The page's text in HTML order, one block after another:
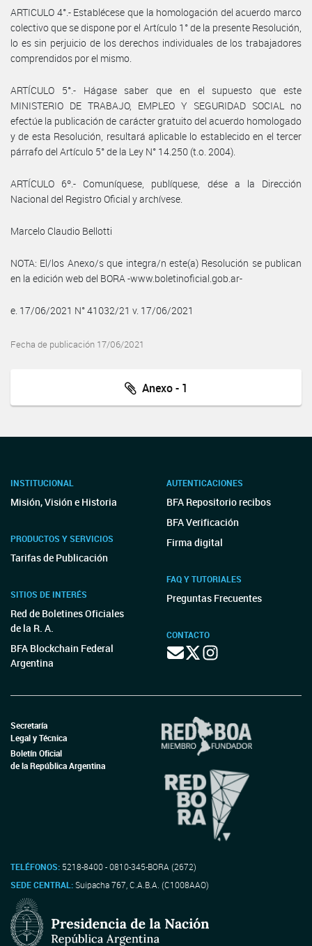
ARTICULO 4°.- Establécese que la homologación del acuerdo marco
colectivo que se dispone por el Artículo 1° de la presente Resolución,
lo es sin perjuicio de los derechos individuales de los trabajadores
comprendidos por el mismo.
ARTÍCULO 5°.- Hágase saber que en el supuesto que este
MINISTERIO DE TRABAJO, EMPLEO Y SEGURIDAD SOCIAL no
efectúe la publicación de carácter gratuito del acuerdo homologado
y de esta Resolución, resultará aplicable lo establecido en el tercer
párrafo del Artículo 5° de la Ley N° 14.250 (t.o. 2004).
ARTÍCULO 6º.- Comuníquese, publíquese, dése a la Dirección
Nacional del Registro Oficial y archívese.
Marcelo Claudio Bellotti
NOTA: El/los Anexo/s que integra/n este(a) Resolución se publican
en la edición web del BORA -www.boletinoficial.gob.ar-
e. 17/06/2021 N° 41032/21 v. 17/06/2021
Fecha de publicación 17/06/2021
Anexo - 1
INSTITUCIONAL
Misión, Visión e Historia
PRODUCTOS Y SERVICIOS
Tarifas de Publicación
SITIOS DE INTERÉS
Red de Boletines Oficiales
de la R. A.
BFA Blockchain Federal
Argentina
AUTENTICACIONES
BFA Repositorio recibos
BFA Verificación
Firma digital
FAQ Y TUTORIALES
Preguntas Frecuentes
CONTACTO
Secretaría
Legal y Técnica
Boletín Oficial
de la República Argentina
TELÉFONOS: 5218-8400 - 0810-345-BORA (2672)
SEDE CENTRAL:Suipacha 767, C.A.B.A. (C1008AAO)